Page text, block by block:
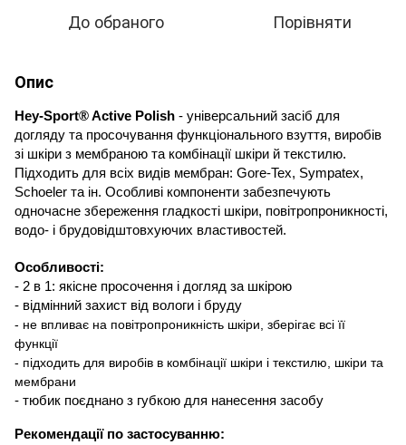
До обраного Порівняти
Опис
Hey-Sport® Active Polish - універсальний засіб для
догляду та просочування функціонального взуття, виробів
зі шкіри з мембраною та комбінації шкіри й текстилю.
Підходить для всіх видів мембран: Gore-Tex, Sympatex,
Schoeler та ін. Особливі компоненти забезпечують
одночасне збереження гладкості шкіри, повітропроникності,
водо- і брудовідштовхуючих властивостей.
Особливості:
- 2 в 1: якісне просочення і догляд за шкірою
- відмінний захист від вологи і бруду
- не впливає на повітропроникність шкіри, зберігає всі її
функції
- підходить для виробів в комбінації шкіри і текстилю, шкіри та
мембрани
- тюбик поєднано з губкою для нанесення засобу
Рекомендації по застосуванню: